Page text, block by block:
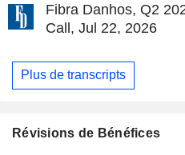
Fibra Danhos, Q2
Call, Jul 22, 2026
Plus de transcripts
Révisions de Bénéfices